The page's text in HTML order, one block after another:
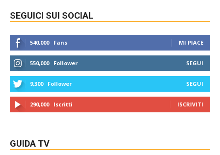
SEGUICI SUI SOCIAL
540,000 Fans MI PIACE
550,000 Follower SEGUI
9,300 Follower SEGUI
290,000 Iscritti ISCRIVITI
GUIDA TV